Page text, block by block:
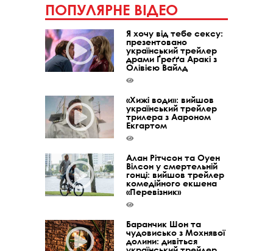
ПОПУЛЯРНЕ ВІДЕО
Я хочу від тебе сексу:
презентовано
український трейлер
драми Ґреґґа Аракі з
Олівією Вайлд
«Хижі води»: вийшов
український трейлер
трилера з Аароном
Екгартом
Алан Рітчсон та Оуен
Вілсон у смертельній
гонці: вийшов трейлер
комедійного екшена
«Перевізник»
Баранчик Шон та
чудовисько з Мохнявої
долини: дивіться